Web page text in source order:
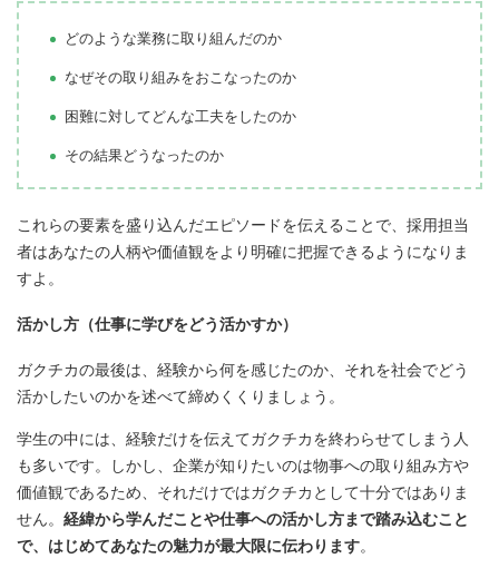
どのような業務に取り組んだのか
なぜその取り組みをおこなったのか
困難に対してどんな工夫をしたのか
その結果どうなったのか
これらの要素を盛り込んだエピソードを伝えることで、採用担当
者はあなたの人柄や価値観をより明確に把握できるようになりま
すよ。
活かし方（仕事に学びをどう活かすか）
ガクチカの最後は、経験から何を感じたのか、それを社会でどう
活かしたいのかを述べて締めくくりましょう。
学生の中には、経験だけを伝えてガクチカを終わらせてしまう人
も多いです。しかし、企業が知りたいのは物事への取り組み方や
価値観であるため、それだけではガクチカとして十分ではありま
せん。 経緯から学んだことや仕事への活かし方まで踏み込むこと
で、はじめてあなたの魅力が最大限に伝わります。